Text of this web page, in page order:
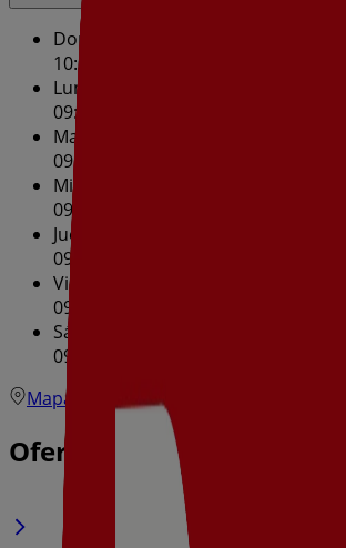
Domingo
10:00 - 14:30
Lunes
09:00 - 21:30
Martes
09:00 - 21:30
Miércoles
09:00 - 21:30
Jueves
09:00 - 21:30
Viernes
09:00 - 21:30
Sábado
09:00 - 21:30
Mapa
Ofertas de Dia en Redueña